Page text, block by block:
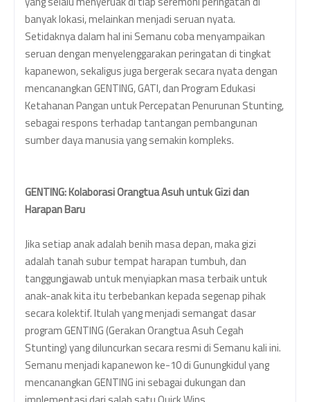
banyak lokasi, melainkan menjadi seruan nyata.
Setidaknya dalam hal ini Semanu coba menyampaikan
seruan dengan menyelenggarakan peringatan di tingkat
kapanewon, sekaligus juga bergerak secara nyata dengan
mencanangkan GENTING, GATI, danProgram Edukasi
Ketahanan Pangan untuk Percepatan Penurunan Stunting,
sebagai respons terhadap tantangan pembangunan
sumber daya manusia yang semakin kompleks.
GENTING: Kolaborasi Orangtua Asuh untuk Gizi dan
Harapan Baru
Jika setiap anak adalah benih masa depan, maka gizi
adalah tanah subur tempat harapan tumbuh, dan
tanggungjawab untuk menyiapkan masa terbaik untuk
anak-anak kita itu terbebankan kepada segenap pihak
secara kolektif. Itulah yang menjadi semangat dasar
program GENTING (Gerakan Orangtua Asuh Cegah
Stunting) yang diluncurkan secara resmi di Semanu kali ini.
Semanu menjadi kapanewon ke-10 di Gunungkidul yang
mencanangkan GENTING ini sebagai dukungan dan